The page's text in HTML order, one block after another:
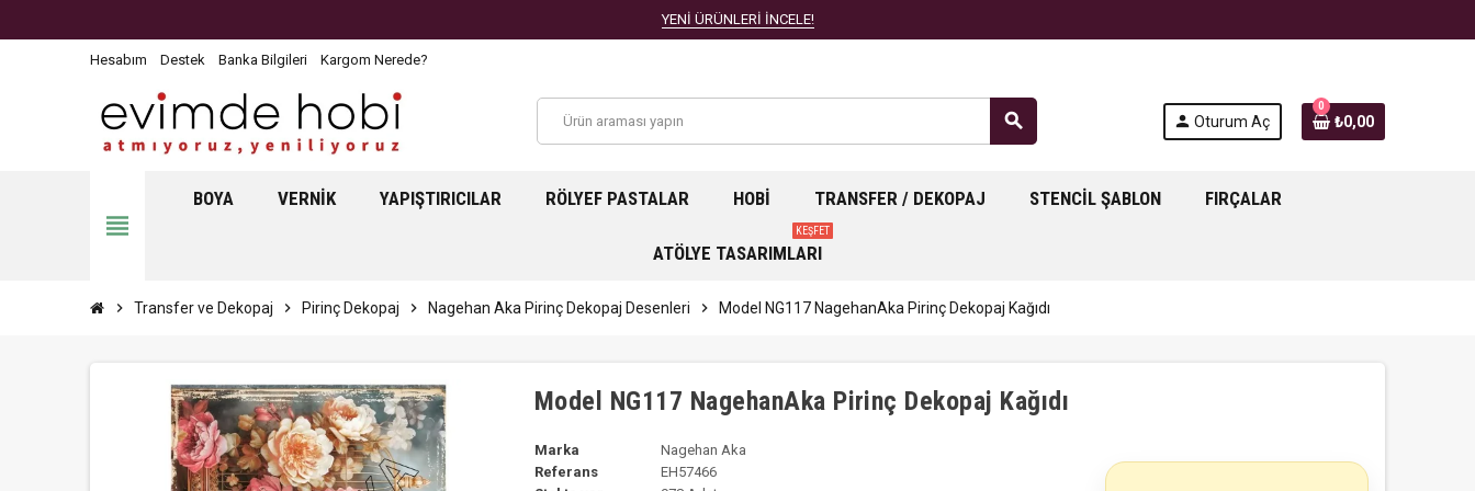
YENİ ÜRÜNLERİ İNCELE!
Hesabım Destek Banka Bilgileri Kargom Nerede?
search person Oturum Aç
0
₺0,00
view_headline
BOYA VERNIK YAPIŞTIRICILAR RÖLYEF PASTALAR HOBI TRANSFER / DEKOPAJ STENCIL ŞABLON FIRÇALAR
ATÖLYE TASARIMLARI
KEŞFET
chevron_right Transfer ve Dekopaj chevron_right Pirinç Dekopaj chevron_right Nagehan Aka Pirinç Dekopaj Desenleri chevron_right Model NG117 NagehanAka Pirinç Dekopaj Kağıdı
Model NG117 NagehanAka Pirinç Dekopaj Kağıdı
Marka
Nagehan Aka
Referans
EH57466